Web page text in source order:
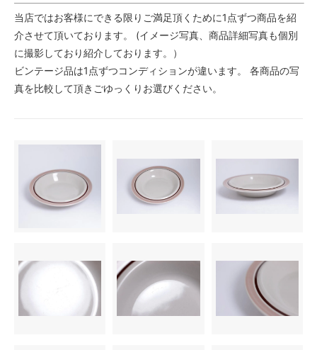
当店ではお客様にできる限りご満足頂くために1点ずつ商品を紹
介させて頂いております。 (イメージ写真、商品詳細写真も個別
に撮影しており紹介しております。）
ビンテージ品は1点ずつコンディションが違います。 各商品の写
真を比較して頂きごゆっくりお選びください。